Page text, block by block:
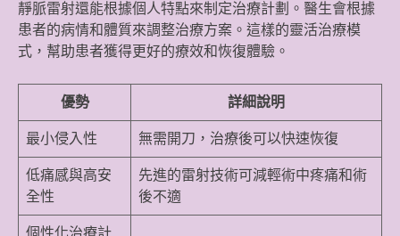
靜脈雷射還能根據個人特點來制定治療計劃。醫生會根據
患者的病情和體質來調整治療方案。這樣的靈活治療模
式，幫助患者獲得更好的療效和恢復體驗。
優勢 詳細說明
最小侵入性 無需開刀，治療後可以快速恢復
低痛感與高安
全性
先進的雷射技術可減輕術中疼痛和術
後不適
個性化治療計